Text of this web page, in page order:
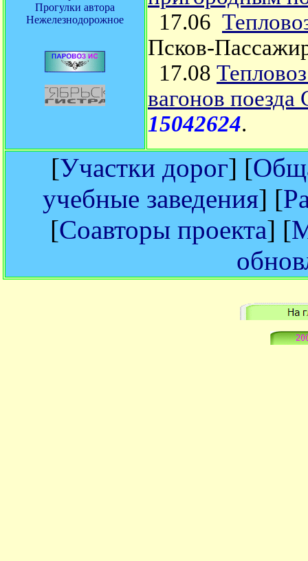
Прогулки автора
Нежелезнодорожное
17.06
Псков-
17.08
вагонов
15042624.
[Участки дорог] [
учебные заведения] [
[Соавторы проекта] [